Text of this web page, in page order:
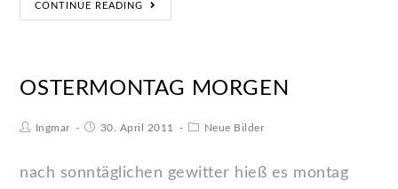
CONTINUE READING
OSTERMONTAG MORGEN
Ingmar 30. April 2011 Neue Bilder
nach sonntäglichen gewitter hieß es montag